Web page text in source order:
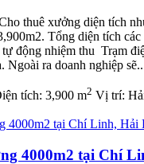
thuê xưởng diện tích
Tổng diện tích
tự động nhiệm thu Trạm
Ngoài ra doanh nghiệp
tích: 3,900 m2 Vị trí:
4000m2 tại Chí